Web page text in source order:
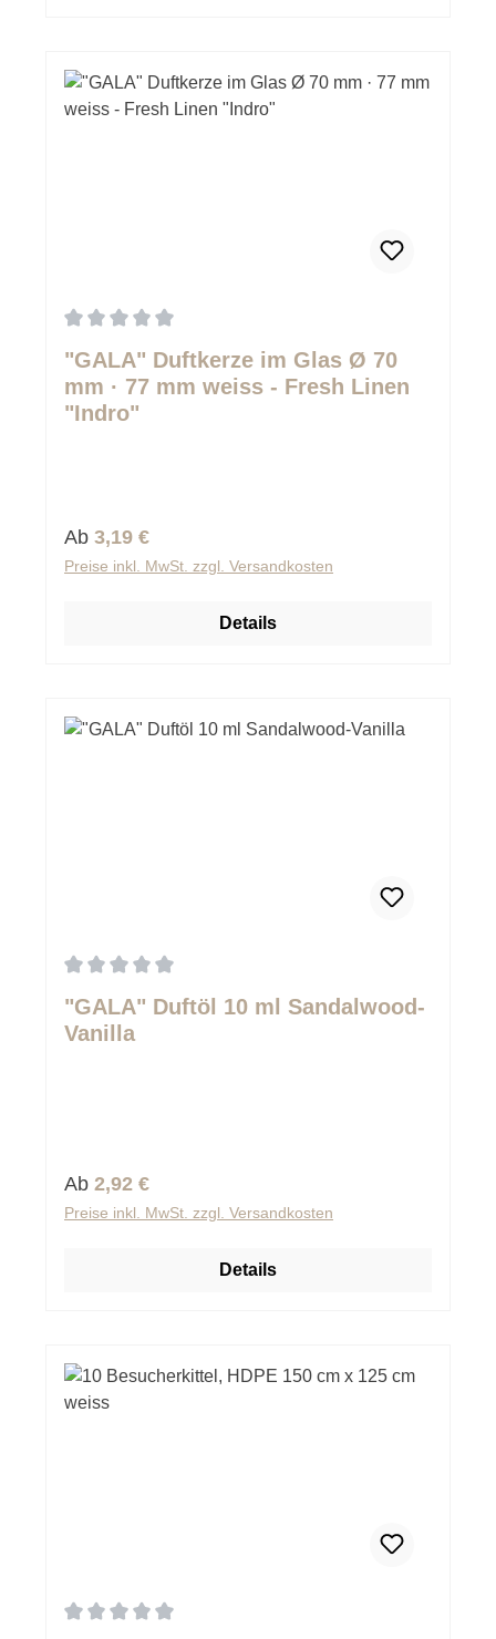
"GALA" Duftkerze im Glas Ø 70
mm · 77 mm weiss - Fresh Linen
"Indro"
Regulärer Preis:
Ab 3,19 €
Preise inkl. MwSt. zzgl. Versandkosten
Details
"GALA" Duftöl 10 ml Sandalwood-
Vanilla
Regulärer Preis:
Ab 2,92 €
Preise inkl. MwSt. zzgl. Versandkosten
Details